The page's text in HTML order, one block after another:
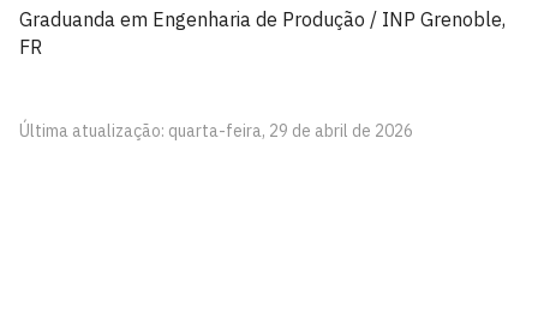
Graduanda em Engenharia de Produção / INP Grenoble,
FR
Última atualização: quarta-feira, 29 de abril de 2026